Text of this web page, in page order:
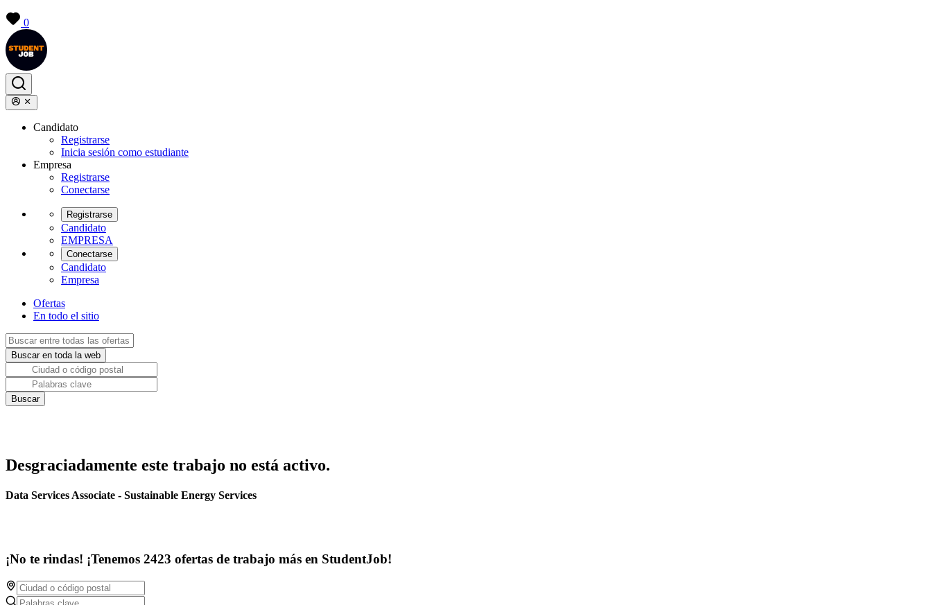
0
Candidato
Registrarse
Inicia sesión como estudiante
Empresa
Registrarse
Conectarse
Registrarse
Candidato
EMPRESA
Conectarse
Candidato
Empresa
Ofertas
En todo el sitio
Desgraciadamente este trabajo no está activo.
Data Services Associate - Sustainable Energy Services
¡No te rindas! ¡Tenemos 2423 ofertas de trabajo más en StudentJob!